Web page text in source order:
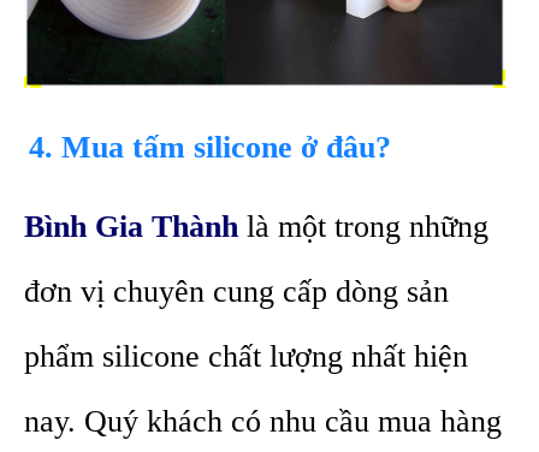
4. Mua tấm silicone ở đâu?
Bình Gia Thành là một trong những
đơn vị chuyên cung cấp dòng sản
phẩm silicone chất lượng nhất hiện
nay. Quý khách có nhu cầu mua hàng